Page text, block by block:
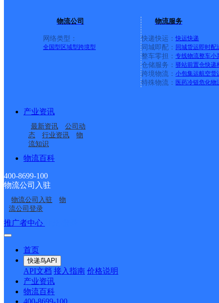
物流公司
网络类型：
全国型 区域型跨境型
物流服务
快递快运： 快运快递
同城即配： 同城货运即时配
整车零担： 专线物流整车小
仓储服务： 驿站前置仓快递
跨境物流： 小包集运航空货
特殊物流： 医药冷链危化物
产业资讯
最新资讯
公司动
态
行业资讯
物
流知识
物流百科
400-8699-100
物流公司入驻
物流公司入驻
物
流公司登录
推广者中心
首页
快递鸟API
API文档 接入指南 价格说明
产业资讯
物流百科
400-8699-100
民寄存分部
福建晋江安海镇公司庄
头分部
福建晋江市钻石仓玖韵
云集许许KH分部
福建晋江市台江服务部
福建晋江市公司青阳泉
安路便民服务站分部
福建晋江市钻石仓玖韵
云集益友KH分部
福建晋江市公司陈埭江
接口API
API接口 DEMO下载
关于我们
公司介绍 企业动态